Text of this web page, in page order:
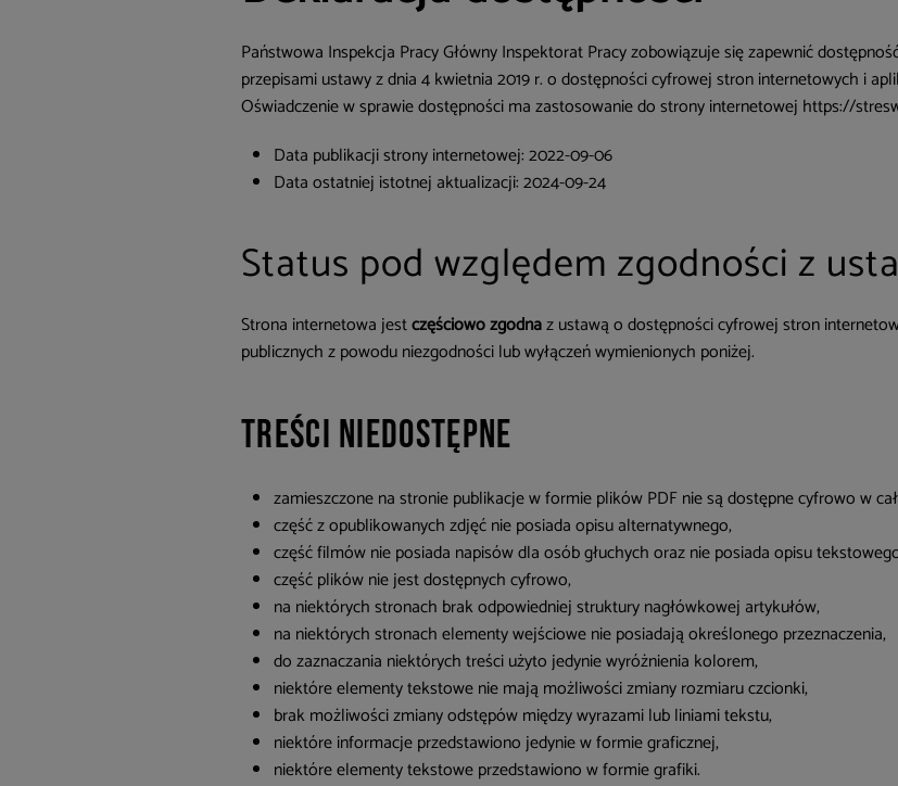
Państwowa Inspekcja Pracy Główny Inspektorat Pracyzobowiązuje się zapewnić
przepisami ustawy z dnia 4 kwietnia 2019 r. o dostępności cyfrowej stron internetowych i
Oświadczenie w sprawie dostępności ma zastosowanie do strony internetowej https://
Data publikacji strony internetowej:2022-09-06
Data ostatniej istotnej aktualizacji:2024-09-24
Status pod względem zgodności z
Strona internetowa jestczęściowo zgodnaz ustawą o dostępności cyfrowej stron
publicznych z powodu niezgodności lub wyłączeń wymienionych poniżej.
Treści niedostępne
zamieszczone na stronie publikacje w formie plików PDF nie są dostępne cyfrowo w
część z opublikowanych zdjęć nie posiada opisu alternatywnego,
część filmów nie posiada napisów dla osób głuchych oraz nie posiada opisu
część plików nie jest dostępnych cyfrowo,
na niektórych stronach brak odpowiedniej struktury nagłówkowej artykułów,
na niektórych stronach elementy wejściowe nie posiadają określonego przeznaczenia,
do zaznaczania niektórych treści użyto jedynie wyróżnienia kolorem,
niektóre elementy tekstowe nie mają możliwości zmiany rozmiaru czcionki,
brak możliwości zmiany odstępów między wyrazami lub liniami tekstu,
niektóre informacje przedstawiono jedynie w formie graficznej,
niektóre elementy tekstowe przedstawiono w formie grafiki.